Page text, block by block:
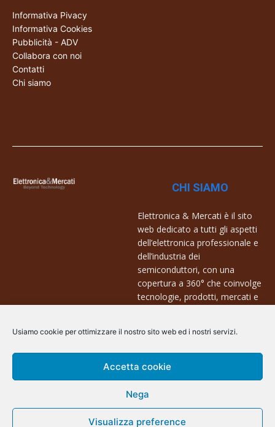
Usiamo cookie per ottimizzare il nostro sito web ed i nostri servizi.
Accetta cookie
Nega
Visualizza preference
Informativa Pivacy
Informativa Cookies
Pubblicità - ADV
Collabora con noi
Contatti
Chi siamo
CHI SIAMO
Elettronica & Mercati è il sito
web dedicato a tutti gli aspetti
dell’elettronica professionale e
dell’industria dei
semiconduttori, con una
copertura a 360° che coinvolge
tecnologie, prodotti, mercati e
Contatti:
info@arscommunication.it
@ArsCommunication 2023